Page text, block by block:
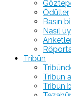
Ödüller
Basın
Nasıl
Tribün
Tribün
Tribün